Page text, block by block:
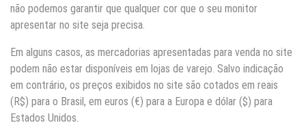
não podemos garantir que qualquer cor que o seu monitor
apresentar no site seja precisa.
Em alguns casos, as mercadorias apresentadas para venda no site
podem não estar disponíveis em lojas de varejo. Salvo indicação
em contrário, os preços exibidos no site são cotados em reais
(R$) para o Brasil, em euros (€) para a Europa e dólar ($) para
Estados Unidos.